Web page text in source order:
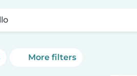
More filters